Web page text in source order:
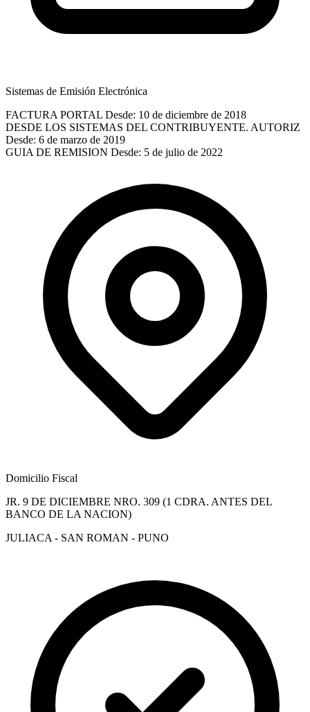
Sistemas de Emisión Electrónica
FACTURA PORTAL Desde: 10 de diciembre de 2018
DESDE LOS SISTEMAS DEL CONTRIBUYENTE. AUTORIZ
Desde: 6 de marzo de 2019
GUIA DE REMISION Desde: 5 de julio de 2022
Domicilio Fiscal
JR. 9 DE DICIEMBRE NRO. 309 (1 CDRA. ANTES DEL
BANCO DE LA NACION)
JULIACA - SAN ROMAN - PUNO